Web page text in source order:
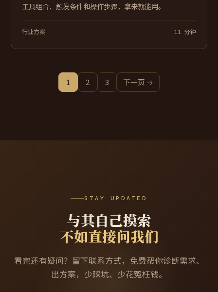
工具组合、触发条件和操作步骤，拿来就能用。
行业方案 11 分钟
1 2 3 下一页 →
STAY UPDATED
与其自己摸索
不如直接问我们
看完还有疑问？留下联系方式，免费帮你诊断需求、
出方案，少踩坑、少花冤枉钱。